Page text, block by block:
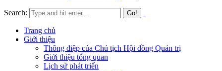
Search:
Trang chủ
Giới thiệu
Thông điệp của Chủ tịch Hội đồng Quản trị
Giới thiệu tổng quan
Lịch sử phát triển